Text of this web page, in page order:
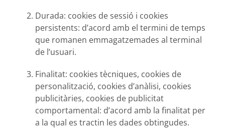
Durada: cookies de sessió i cookies
persistents: d’acord amb el termini de temps
que romanen emmagatzemades al terminal
de l’usuari.
Finalitat: cookies tècniques, cookies de
personalització, cookies d’anàlisi, cookies
publicitàries, cookies de publicitat
comportamental: d’acord amb la finalitat per
a la qual es tractin les dades obtingudes.